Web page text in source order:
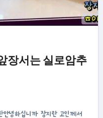
장서는 실로암추